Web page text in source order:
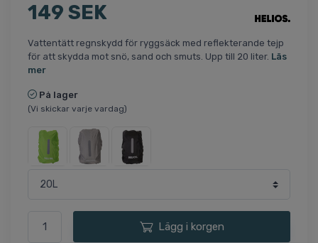
149 SEK
Vattentätt regnskydd för ryggsäck med reflekterande tejp
för att skydda mot snö, sand och smuts. Upp till 20 liter. Läs
mer
På lager
(Vi skickar varje vardag)
Lägg i korgen